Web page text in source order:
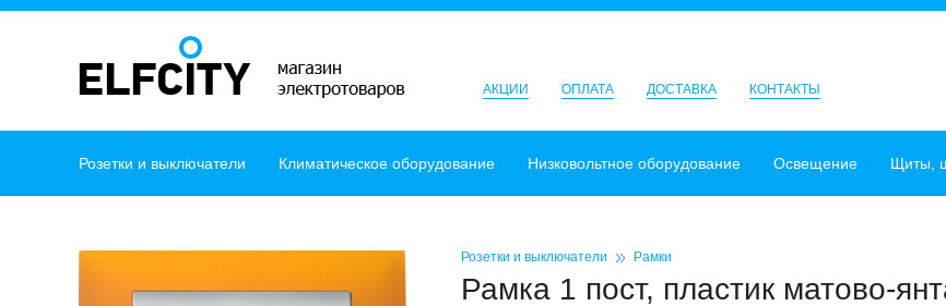
АКЦИИ ОПЛАТА ДОСТАВКА КОНТАКТЫ
Розетки и выключатели Климатическое оборудование Низковольтное оборудование Освещение Щиты,
Розетки и выключатели Рамки
Рамка 1 пост, пластик матово-